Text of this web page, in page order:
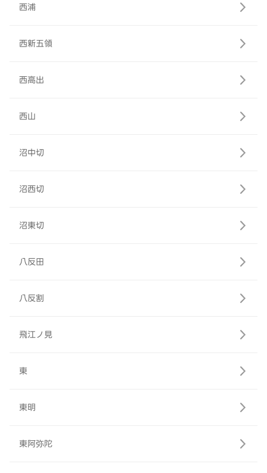
西浦
西新五領
西高出
西山
沼中切
沼西切
沼東切
八反田
八反割
飛江ノ見
東
東明
東阿弥陀